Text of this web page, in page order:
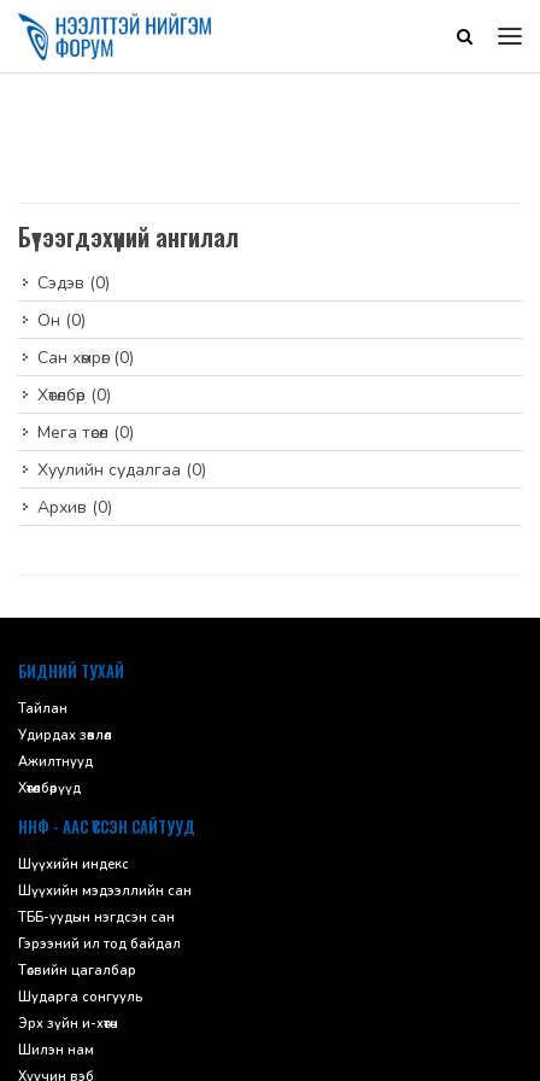
Бүтээгдэхүүний ангилал
Сэдэв (0)
Он (0)
Сан хөмрөг(0)
Хөтөлбөр (0)
Мега төсөл (0)
Хуулийн судалгаа (0)
Архив (0)
БИДНИЙ ТУХАЙ
Тайлан
Удирдах зөвлөл
Ажилтнууд
Хөтөлбөрүүд
ННФ - ААС ҮҮССЭН САЙТУУД
Шүүхийн индекс
Шүүхийн мэдээллийн сан
ТББ-уудын нэгдсэн сан
Гэрээний ил тод байдал
Төсвийн цагалбар
Шударга сонгууль
Эрх зүйн и-хөтөч
Шилэн нам
Хуучин вэб